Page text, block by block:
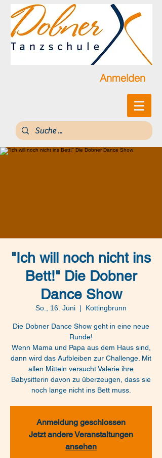
Anmelden
"Ich will noch nicht ins
Bett!" Die Dobner
Dance Show
So., 16. Juni
  |
Kottingbrunn
Die Dobner Dance Show geht in eine neue
Runde!
Wenn Mama und Papa aus dem Haus sind,
dann wird das Aufbleiben zur Challenge. Mit
allen Mitteln versucht Valerie ihre
Babysitterin davon zu überzeugen, dass sie
noch lange nicht ins Bett muss.
Anmeldung geschlossen
Jetzt andere Veranstaltungen
ansehen